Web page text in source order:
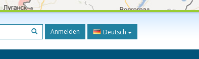
Anmelden Deutsch